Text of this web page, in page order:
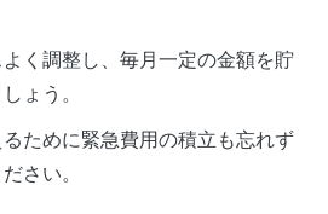
く調整し、毎月一定の金額を貯
ょう。
ために緊急費用の積立も忘れず
さい。